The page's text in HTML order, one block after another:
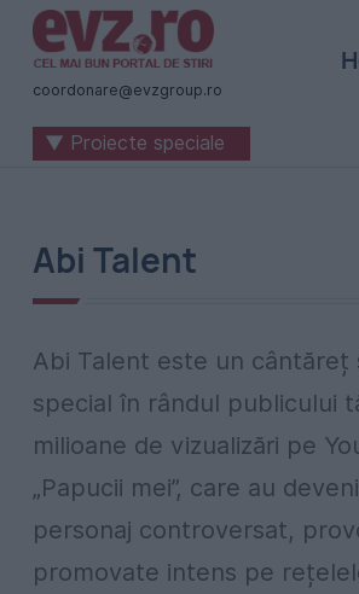
Știri
naționale
internaționale
România
-
Zilei
coordonare@evzgroup.ro
▼ Proiecte speciale
Abi Talent
Abi Talent este un
special în rândul publicului
milioane de vizualizări pe
„Papucii mei”, care au
personaj controversat,
promovate intens pe